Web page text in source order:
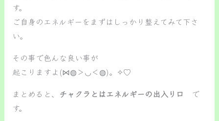
す。
ご自身のエネルギーをまずはしっかり整えてみて下さ
い。
その事で色んな良い事が
起こりますよ(⋈◍＞◡＜◍)。✧♡
まとめると、 チャクラとはエネルギーの出入り口 で
す。